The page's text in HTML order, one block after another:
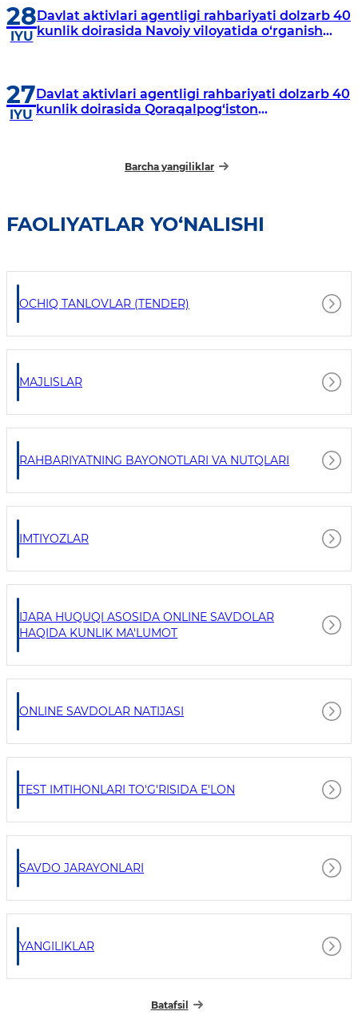
28
IYU
Davlat aktivlari agentligi rahbariyati dolzarb 40
kunlik doirasida Navoiy viloyatida o‘rganish
27
IYU
Davlat aktivlari agentligi rahbariyati dolzarb 40
kunlik doirasida Qoraqalpog‘iston
Barcha yangiliklar
FAOLIYATLAR YO‘NALISHI
OCHIQ TANLOVLAR (TENDER)
MAJLISLAR
RAHBARIYATNING BAYONOTLARI VA NUTQLARI
IMTIYOZLAR
IJARA HUQUQI ASOSIDA ONLINE SAVDOLAR
HAQIDA KUNLIK MA'LUMOT
ONLINE SAVDOLAR NATIJASI
TEST IMTIHONLARI TO'G'RISIDA E'LON
SAVDO JARAYONLARI
YANGILIKLAR
Batafsil